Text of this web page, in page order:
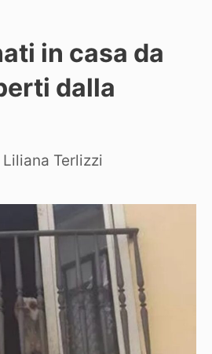
in casa da
dalla
Liliana Terlizzi